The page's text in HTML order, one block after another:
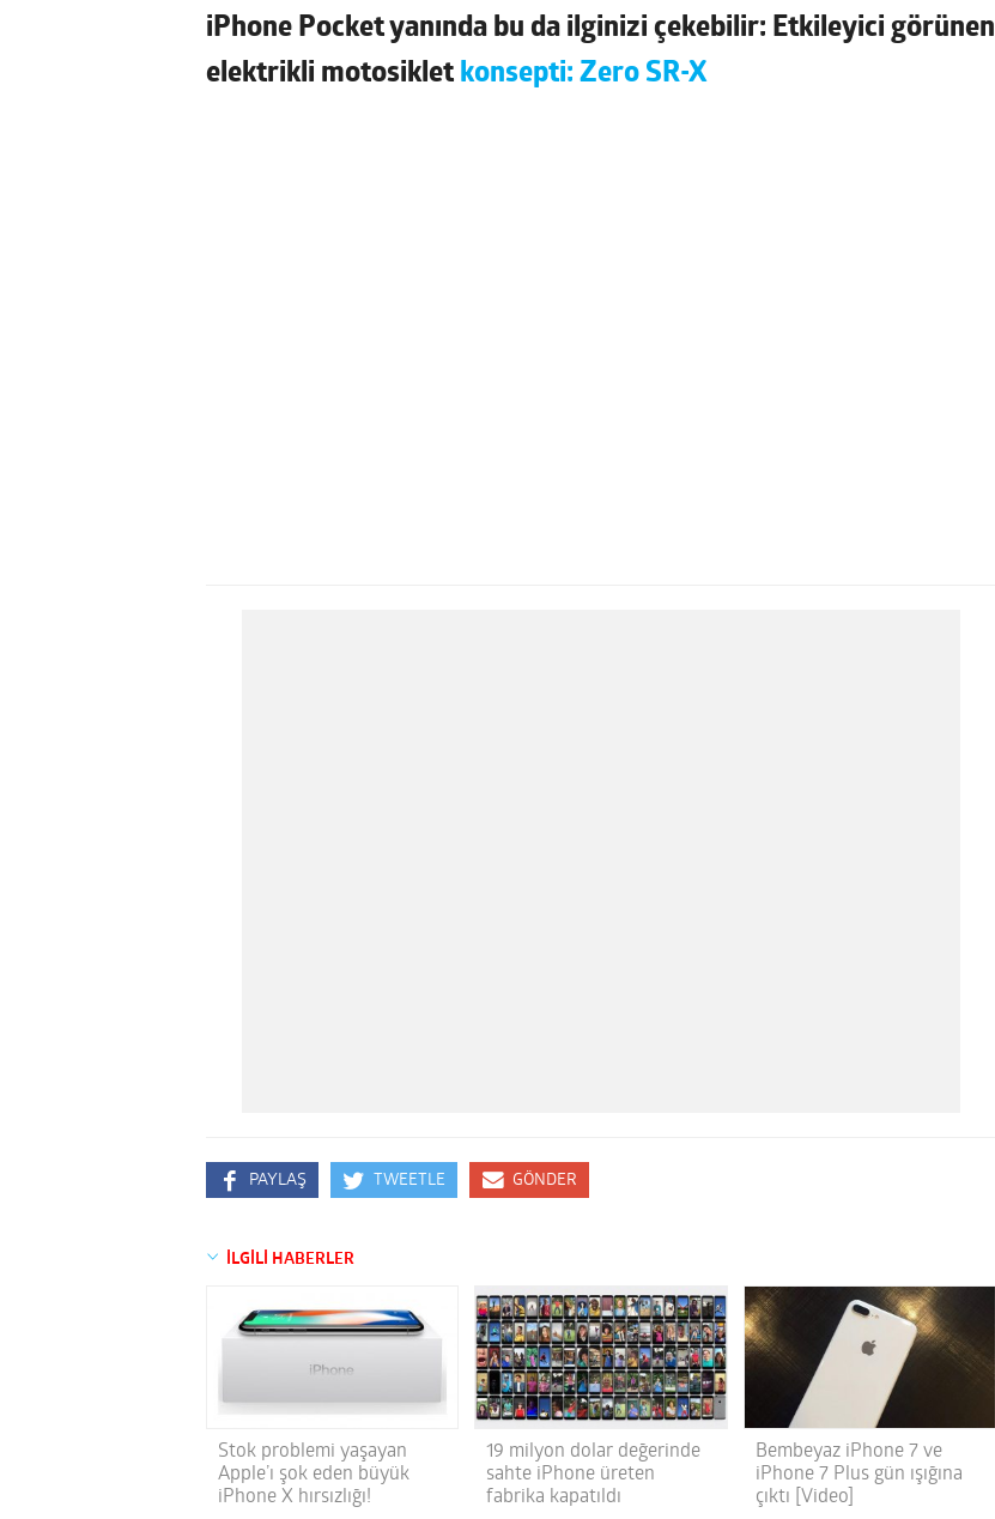
iPhone Pocket yanında bu da ilginizi çekebilir: Etkileyici görünen
elektrikli motosiklet konsepti: Zero SR-X
PAYLAŞ TWEETLE GÖNDER
İLGİLİ HABERLER
Stok problemi yaşayan
Apple’ı şok eden büyük
iPhone X hırsızlığı!
19 milyon dolar değerinde
sahte iPhone üreten
fabrika kapatıldı
Bembeyaz iPhone 7 ve
iPhone 7 Plus gün ışığına
çıktı [Video]